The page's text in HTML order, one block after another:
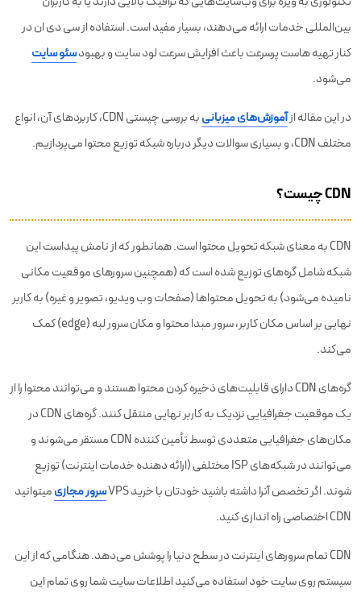
بین‌المللی خدمات ارائه می‌دهند، بسیار مفید است. استفاده از سی دی ان در
کنار تهیه هاست پرسرعت باعث افزایش سرعت لود سایت و بهبودسئو سایت
می‌شود.
در این مقاله ازآموزش‌های میزبانی
به بررسی چیستی CDN، کاربردهای آن، انواع
مختلف CDN، و بسیاری سوالات دیگر درباره شبکه توزیع محتوا می‌پردازیم.
CDN چیست؟
CDN به معنای شبکه تحویل محتوا است. همانطور که از نامش پیداست این
شبکه شامل گره‌های توزیع شده است که (همچنین سرورهای موقعیت مکانی
نامیده می‌شود) به تحویل محتواها (صفحات وب ویدیو، تصویر و غیره) به کاربر
نهایی بر اساس مکان کاربر، سرور مبدا محتوا و مکان سرور لبه (edge) کمک
می‌کند.
گره‌های CDN دارای قابلیت‌های ذخیره کردن محتوا هستند و می‌توانند محتوا را از
یک موقعیت جغرافیایی نزدیک به کاربر نهایی منتقل کنند. گره‌های CDN در
مکان‌های جغرافیایی متعددی توسط تأمین کننده CDN مستقر می‌شوند و
می‌توانند در شبکه‌های ISP مختلفی (ارائه دهنده خدمات اینترنت) توزیع
شوند. اگر تخصص آنرا داشته باشید خودتان با خرید VPS
سرور مجازیمیتوانید
CDN اختصاصی راه اندازی کنید.
CDN تمام سرورهای اینترنت در سطح دنیا را پوشش می‌دهد. هنگامی که از این
سیستم روی سایت خود استفاده می‌کنید اطلاعات سایت شما روی تمام این